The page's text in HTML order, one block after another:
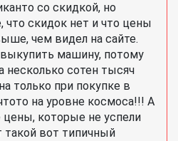
со скидкой, но
что скидок нет и что цены
чем видел на сайте.
машину, потому
несколько сотен тысяч
только при покупке в
на уровне космоса!!! А
цены, которые не успели
такой вот типичный